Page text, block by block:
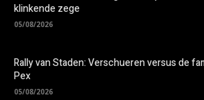
klinkende zege
05/08/2026
Rally van Staden: Verschueren versus de
Pex
05/08/2026